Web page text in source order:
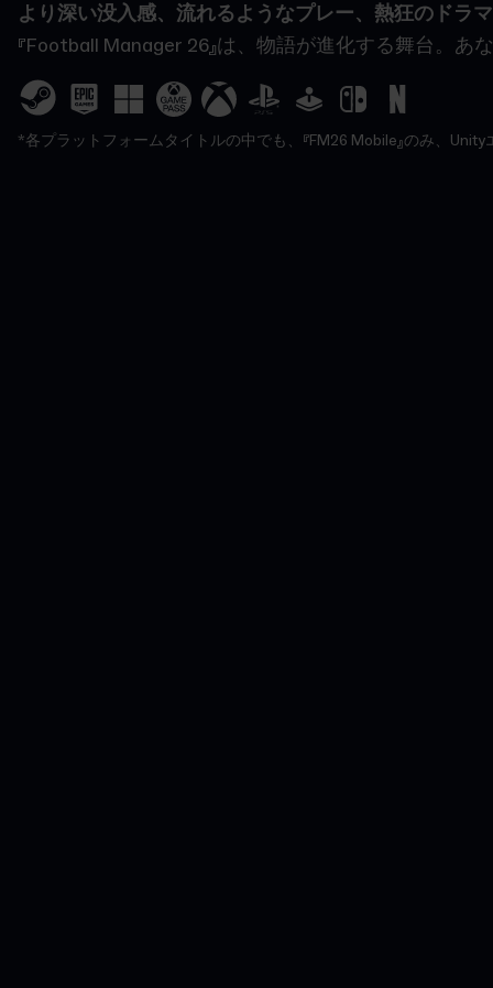
より深い没入感、流れるようなプレー、熱狂のドラ
『Football Manager 26』は、物語が進化する舞台。
*各プラットフォームタイトルの中でも、『FM26 Mobile』のみ、